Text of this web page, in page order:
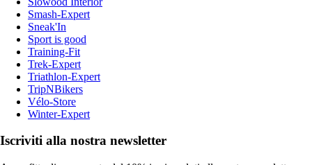
Smash-Expert
Sneak'In
Sport is good
Training-Fit
Trek-Expert
Triathlon-Expert
TripNBikers
Vélo-Store
Winter-Expert
Iscriviti alla nostra newsletter